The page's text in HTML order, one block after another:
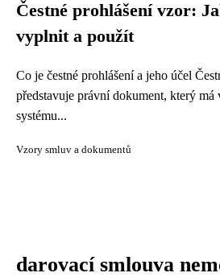
Čestné prohlášení vzor:
vyplnit a použít
Co je čestné prohlášení a jeho účel
představuje právní dokument, který má
systému...
Vzory smluv a dokumentů
darovací smlouva